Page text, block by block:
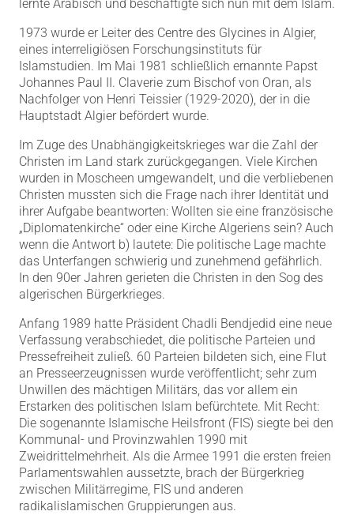
lernte Arabisch und beschäftigte sich nun mit dem Islam.
1973 wurde er Leiter des Centre des Glycines in Algier,
eines interreligiösen Forschungsinstituts für
Islamstudien. Im Mai 1981 schließlich ernannte Papst
Johannes Paul II. Claverie zum Bischof von Oran, als
Nachfolger von Henri Teissier (1929-2020), der in die
Hauptstadt Algier befördert wurde.
Im Zuge des Unabhängigkeitskrieges war die Zahl der
Christen im Land stark zurückgegangen. Viele Kirchen
wurden in Moscheen umgewandelt, und die verbliebenen
Christen mussten sich die Frage nach ihrer Identität und
ihrer Aufgabe beantworten: Wollten sie eine französische
„Diplomatenkirche“ oder eine Kirche Algeriens sein? Auch
wenn die Antwort b) lautete: Die politische Lage machte
das Unterfangen schwierig und zunehmend gefährlich.
In den 90er Jahren gerieten die Christen in den Sog des
algerischen Bürgerkrieges.
Anfang 1989 hatte Präsident Chadli Bendjedid eine neue
Verfassung verabschiedet, die politische Parteien und
Pressefreiheit zuließ. 60 Parteien bildeten sich, eine Flut
an Presseerzeugnissen wurde veröffentlicht; sehr zum
Unwillen des mächtigen Militärs, das vor allem ein
Erstarken des politischen Islam befürchtete. Mit Recht:
Die sogenannte Islamische Heilsfront (FIS) siegte bei den
Kommunal- und Provinzwahlen 1990 mit
Zweidrittelmehrheit. Als die Armee 1991 die ersten freien
Parlamentswahlen aussetzte, brach der Bürgerkrieg
zwischen Militärregime, FIS und anderen
radikalislamischen Gruppierungen aus.